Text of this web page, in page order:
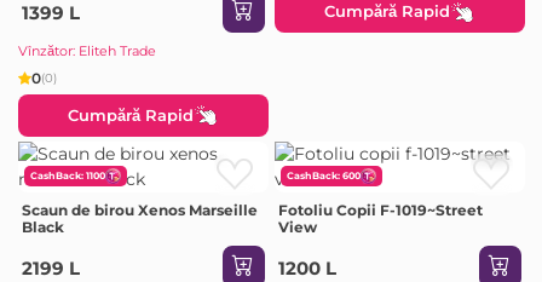
1399 L
Vînzător: Eliteh Trade
0(0)
Cumpără Rapid
Cumpără Rapid
CashBack: 1100
Scaun de birou Xenos Marseille
Black
2199 L
CashBack: 600
Fotoliu Copii F-1019~Street
View
1200 L